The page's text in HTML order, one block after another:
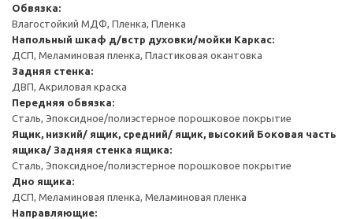
Обвязка:
Влагостойкий МДФ, Пленка, Пленка
Напольный шкаф д/встр духовки/мойки Каркас:
ДСП, Меламиновая пленка, Пластиковая окантовка
Задняя стенка:
ДВП, Акриловая краска
Передняя обвязка:
Сталь, Эпоксидное/полиэстерное порошковое покрытие
Ящик, низкий/ ящик, средний/ ящик, высокий Боковая часть
ящика/ Задняя стенка ящика:
Сталь, Эпоксидное/полиэстерное порошковое покрытие
Дно ящика:
ДСП, Меламиновая пленка, Меламиновая пленка
Направляющие: